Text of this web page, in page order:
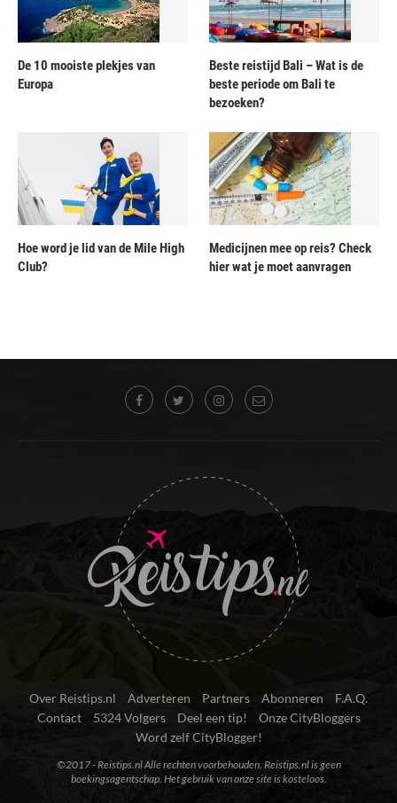
De 10 mooiste plekjes van
Europa
Beste reistijd Bali – Wat is de
beste periode om Bali te
bezoeken?
Hoe word je lid van de Mile High
Club?
Medicijnen mee op reis? Check
hier wat je moet aanvragen
Over Reistips.nl Adverteren Partners Abonneren
F.A.Q.
Contact
5324 Volgers Deel een tip!
Onze CityBloggers
Word zelf CityBlogger!
©2017 - Reistips.nl Alle rechten voorbehouden. Reistips.nl is geen
boekingsagentschap. Het gebruik van onze site is kosteloos.